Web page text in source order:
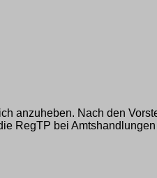
anzuheben. Nach den
RegTP bei